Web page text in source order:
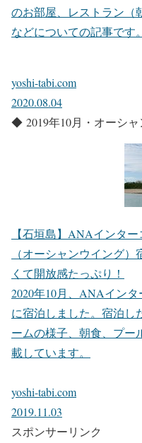
のお部屋、レストラン（
などについての記事です。
yoshi-tabi.com
2020.08.04
◆ 2019年10月・オーシ
【石垣島】ANAインタ
（オーシャンウイング
くて開放感たっぷり！
2020年10月、ANAイン
に宿泊しました。宿泊し
ームの様子、朝食、プー
載しています。
yoshi-tabi.com
2019.11.03
スポンサーリンク